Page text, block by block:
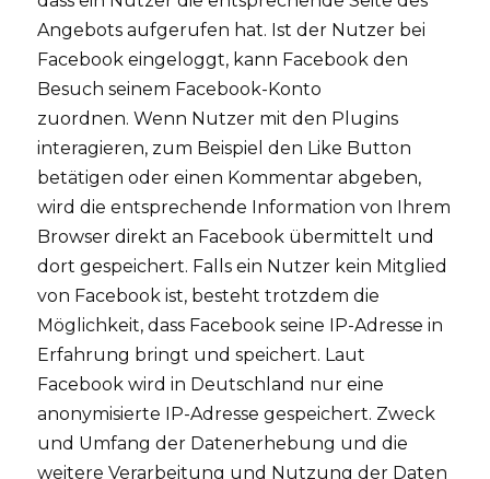
Angebots aufgerufen hat. Ist der Nutzer bei
Facebook eingeloggt, kann Facebook den
Besuch seinem Facebook-Konto
zuordnen. Wenn Nutzer mit den Plugins
interagieren, zum Beispiel den Like Button
betätigen oder einen Kommentar abgeben,
wird die entsprechende Information von Ihrem
Browser direkt an Facebook übermittelt und
dort gespeichert. Falls ein Nutzer kein Mitglied
von Facebook ist, besteht trotzdem die
Möglichkeit, dass Facebook seine IP-Adresse in
Erfahrung bringt und speichert. Laut
Facebook wird in Deutschland nur eine
anonymisierte IP-Adresse gespeichert. Zweck
und Umfang der Datenerhebung und die
weitere Verarbeitung und Nutzung der Daten